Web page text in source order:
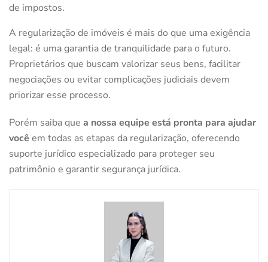
de impostos.
A regularização de imóveis é mais do que uma exigência
legal: é uma garantia de tranquilidade para o futuro.
Proprietários que buscam valorizar seus bens, facilitar
negociações ou evitar complicações judiciais devem
priorizar esse processo.
Porém saiba que a nossa equipe está pronta para ajudar
você em todas as etapas da regularização, oferecendo
suporte jurídico especializado para proteger seu
patrimônio e garantir segurança jurídica.